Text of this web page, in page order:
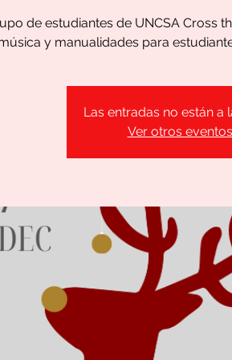
de estudiantes de UNCSA Cross
y manualidades para
Las entradas no están a
Ver otros eventos